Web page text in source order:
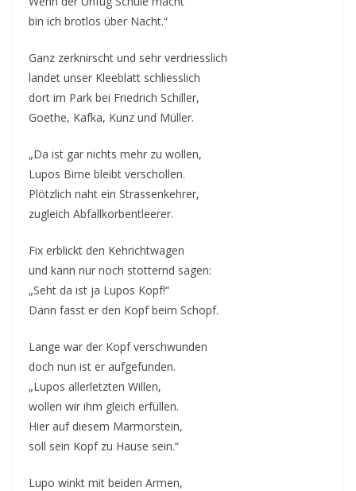
bin ich brotlos über Nacht.“
Ganz zerknirscht und sehr verdriesslich
landet unser Kleeblatt schliesslich
dort im Park bei Friedrich Schiller,
Goethe, Kafka, Kunz und Müller.
„Da ist gar nichts mehr zu wollen,
Lupos Birne bleibt verschollen.
Plötzlich naht ein Strassenkehrer,
zugleich Abfallkorbentleerer.
Fix erblickt den Kehrichtwagen
und kann nur noch stotternd sagen:
„Seht da ist ja Lupos Kopf!“
Dann fasst er den Kopf beim Schopf.
Lange war der Kopf verschwunden
doch nun ist er aufgefunden.
„Lupos allerletzten Willen,
wollen wir ihm gleich erfüllen.
Hier auf diesem Marmorstein,
soll sein Kopf zu Hause sein.“
Lupo winkt mit beiden Armen,